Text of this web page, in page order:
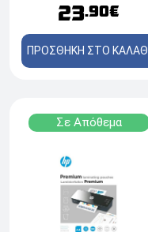
23.90€
ΠΡΟΣΘΗΚΗ ΣΤΟ ΚΑΛΑΘΙ
Σε Απόθεμα